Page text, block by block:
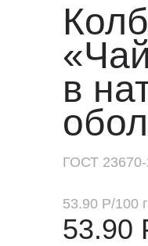
в
ГОСТ 23670-
53.90 Р/100
53.90